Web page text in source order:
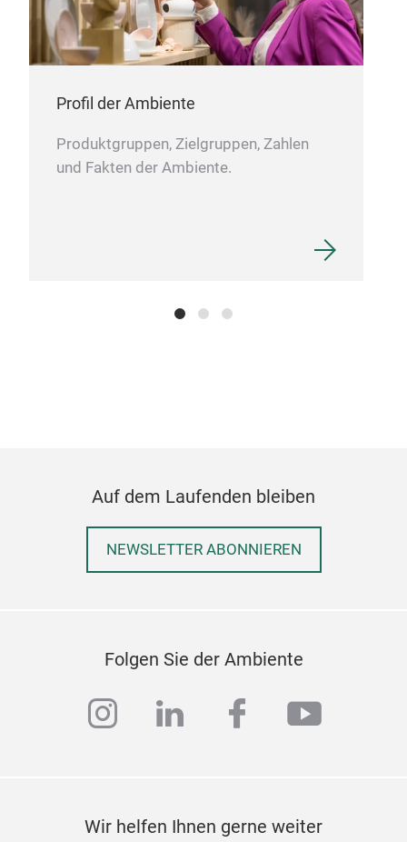
Profil der Ambiente
Produktgruppen, Zielgruppen, Zahlen
und Fakten der Ambiente.
Auf dem Laufenden bleiben
NEWSLETTER ABONNIEREN
Folgen Sie der Ambiente
instagram
linkedinfacebook
Wir helfen Ihnen gerne weiter